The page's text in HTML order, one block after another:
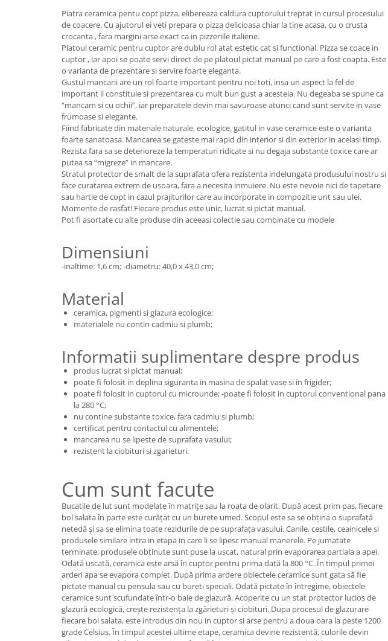
Colectia Blue Spring
Piatra ceramica pentu copt pizza, elibereaza caldura cuptorului treptat in cursul procesului
de coacere. Cu ajutorul ei veti prepara o pizza delicioasa chiar la tine acasa, cu o crusta
crocanta , fara margini arse exact ca in pizzeriile italiene.
Platoul ceramic pentru cuptor are dublu rol atat estetic cat si functional. Pizza se coace in
cuptor , iar apoi se poate servi direct de pe platoul pictat manual pe care a fost coapta. Este
o varianta de prezentare si servire foarte eleganta.
Gustul mancarii are un rol foarte important pentru noi toti, insa un aspect la fel de
important il constituie si prezentarea cu mult bun gust a acesteia. Nu degeaba se spune ca
“mancam si cu ochii”, iar preparatele devin mai savuroase atunci cand sunt servite in vase
frumoase si elegante.
Fiind fabricate din materiale naturale, ecologice, gatitul in vase ceramice este o varianta
foarte sanatoasa. Mancarea se gateste mai rapid din interior si din exterior in acelasi timp.
Rezista fara sa se deterioreze la temperaturi ridicate si nu degaja substante toxice care ar
putea sa “migreze” in mancare.
Stratul protector de smalt de la suprafata ofera rezistenta indelungata produsului nostru si
face curatarea extrem de usoara, fara a necesita inmuiere. Nu este nevoie nici de tapetare
sau hartie de copt in cazul prajiturilor care au incorporate in compozitie unt sau ulei.
Momente de rasfat! Fiecare produs este unic, lucrat si pictat manual.
Pot fi asortate cu alte produse din aceeasi colectie sau combinate cu modele
Dimensiuni
-inaltime: 1,6 cm; -diametru: 40,0 x 43,0 cm;
Material
ceramica, pigmenti si glazura ecologice;
materialele nu contin cadmiu si plumb;
Informatii suplimentare despre produs
produs lucrat si pictat manual;
poate fi folosit in deplina siguranta in masina de spalat vase si in frigider;
poate fi folosit in cuptorul cu microunde; -poate fi folosit in cuptorul conventional pana
la 280 °C;
nu contine substante toxice, fara cadmiu si plumb;
certificat pentru contactul cu alimentele;
mancarea nu se lipeste de suprafata vasului;
rezistent la ciobituri si zgarieturi.
Cum sunt facute
Bucatile de lut sunt modelate în matrițe sau la roata de olarit. După acest prim pas, fiecare
bol salata în parte este curățat cu un burete umed. Scopul este sa se obțina o suprafață
netedă și sa se elimina toate rezidurile de pe suprafața vasului. Canile, cestile, ceainicele si
produsele similare intra in etapa in care li se lipesc manual manerele. Pe jumatate
terminate, produsele obținute sunt puse la uscat, natural prin evaporarea partiala a apei.
Odată uscată, ceramica este arsă în cuptor pentru prima dată la 800 °C. În timpul primei
arderi apa se evapora complet. După prima ardere obiectele ceramice sunt gata să fie
pictate manual cu pensula sau cu bureti speciali. Odată pictate în întregime, obiectele
ceramice sunt scufundate într-o baie de glazură. Acoperite cu un stat protector lucios de
glazură ecologică, crește rezistența la zgârieturi și ciobituri. Dupa procesul de glazurare
fiecare bol salata, este introdus din nou in cuptor si arse pentru a doua oara la peste 1200
grade Celsius. În timpul acestei ultime etape, ceramica devine rezistentă, culorile devin